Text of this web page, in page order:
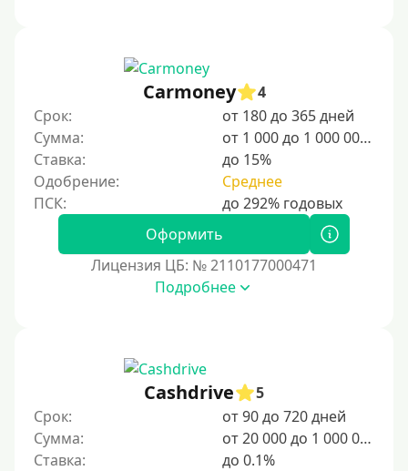
Для граждан Узбекистана, проживающих за рубежом
Сумма (рублей)
100 руб
200 руб
300 руб
2500 руб
3000 руб
Carmoney
4
Срок:
от 180 до 365 дней
Сумма:
от 1 000 до 1 000 000 ₽
Ставка:
до 15%
Одобрение:
Среднее
Оформить
Лицензия ЦБ: № 2110177000471
Подробнее
Cashdrive
5
Срок:
от 90 до 720 дней
Сумма:
от 20 000 до 1 000 000 ₽
Ставка:
до 0.1%